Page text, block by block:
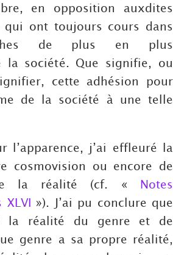
en opposition auxdites
qui ont toujours cours dans
de plus en plus
la société. Que signifie, ou
cette adhésion pour
de la société à une telle
l’apparence, j’ai effleuré la
cosmovision ou encore de
la réalité (cf. « Notes
»). J’ai pu conclure que
la réalité du genre et de
genre a sa propre réalité,